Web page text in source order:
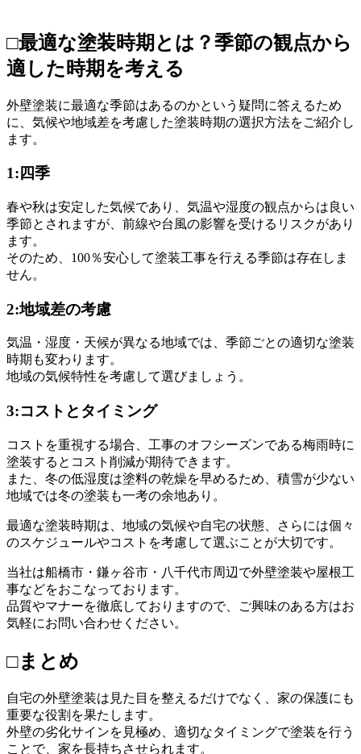
□最適な塗装時期とは？季節の観点から
適した時期を考える
外壁塗装に最適な季節はあるのかという疑問に答えるため
に、気候や地域差を考慮した塗装時期の選択方法をご紹介し
ます。
1:四季
春や秋は安定した気候であり、気温や湿度の観点からは良い
季節とされますが、前線や台風の影響を受けるリスクがあり
ます。
そのため、100％安心して塗装工事を行える季節は存在しま
せん。
2:地域差の考慮
気温・湿度・天候が異なる地域では、季節ごとの適切な塗装
時期も変わります。
地域の気候特性を考慮して選びましょう。
3:コストとタイミング
コストを重視する場合、工事のオフシーズンである梅雨時に
塗装するとコスト削減が期待できます。
また、冬の低湿度は塗料の乾燥を早めるため、積雪が少ない
地域では冬の塗装も一考の余地あり。
最適な塗装時期は、地域の気候や自宅の状態、さらには個々
のスケジュールやコストを考慮して選ぶことが大切です。
当社は船橋市・鎌ヶ谷市・八千代市周辺で外壁塗装や屋根工
事などをおこなっております。
品質やマナーを徹底しておりますので、ご興味のある方はお
気軽にお問い合わせください。
□まとめ
自宅の外壁塗装は見た目を整えるだけでなく、家の保護にも
重要な役割を果たします。
外壁の劣化サインを見極め、適切なタイミングで塗装を行う
ことで、家を長持ちさせられます。